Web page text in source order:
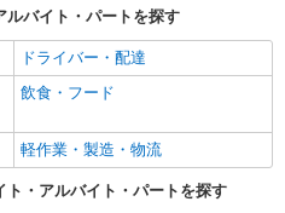
ルバイト・パートを探す
ドライバー・配達
飲食・フード
軽作業・製造・物流
・アルバイト・パートを探す